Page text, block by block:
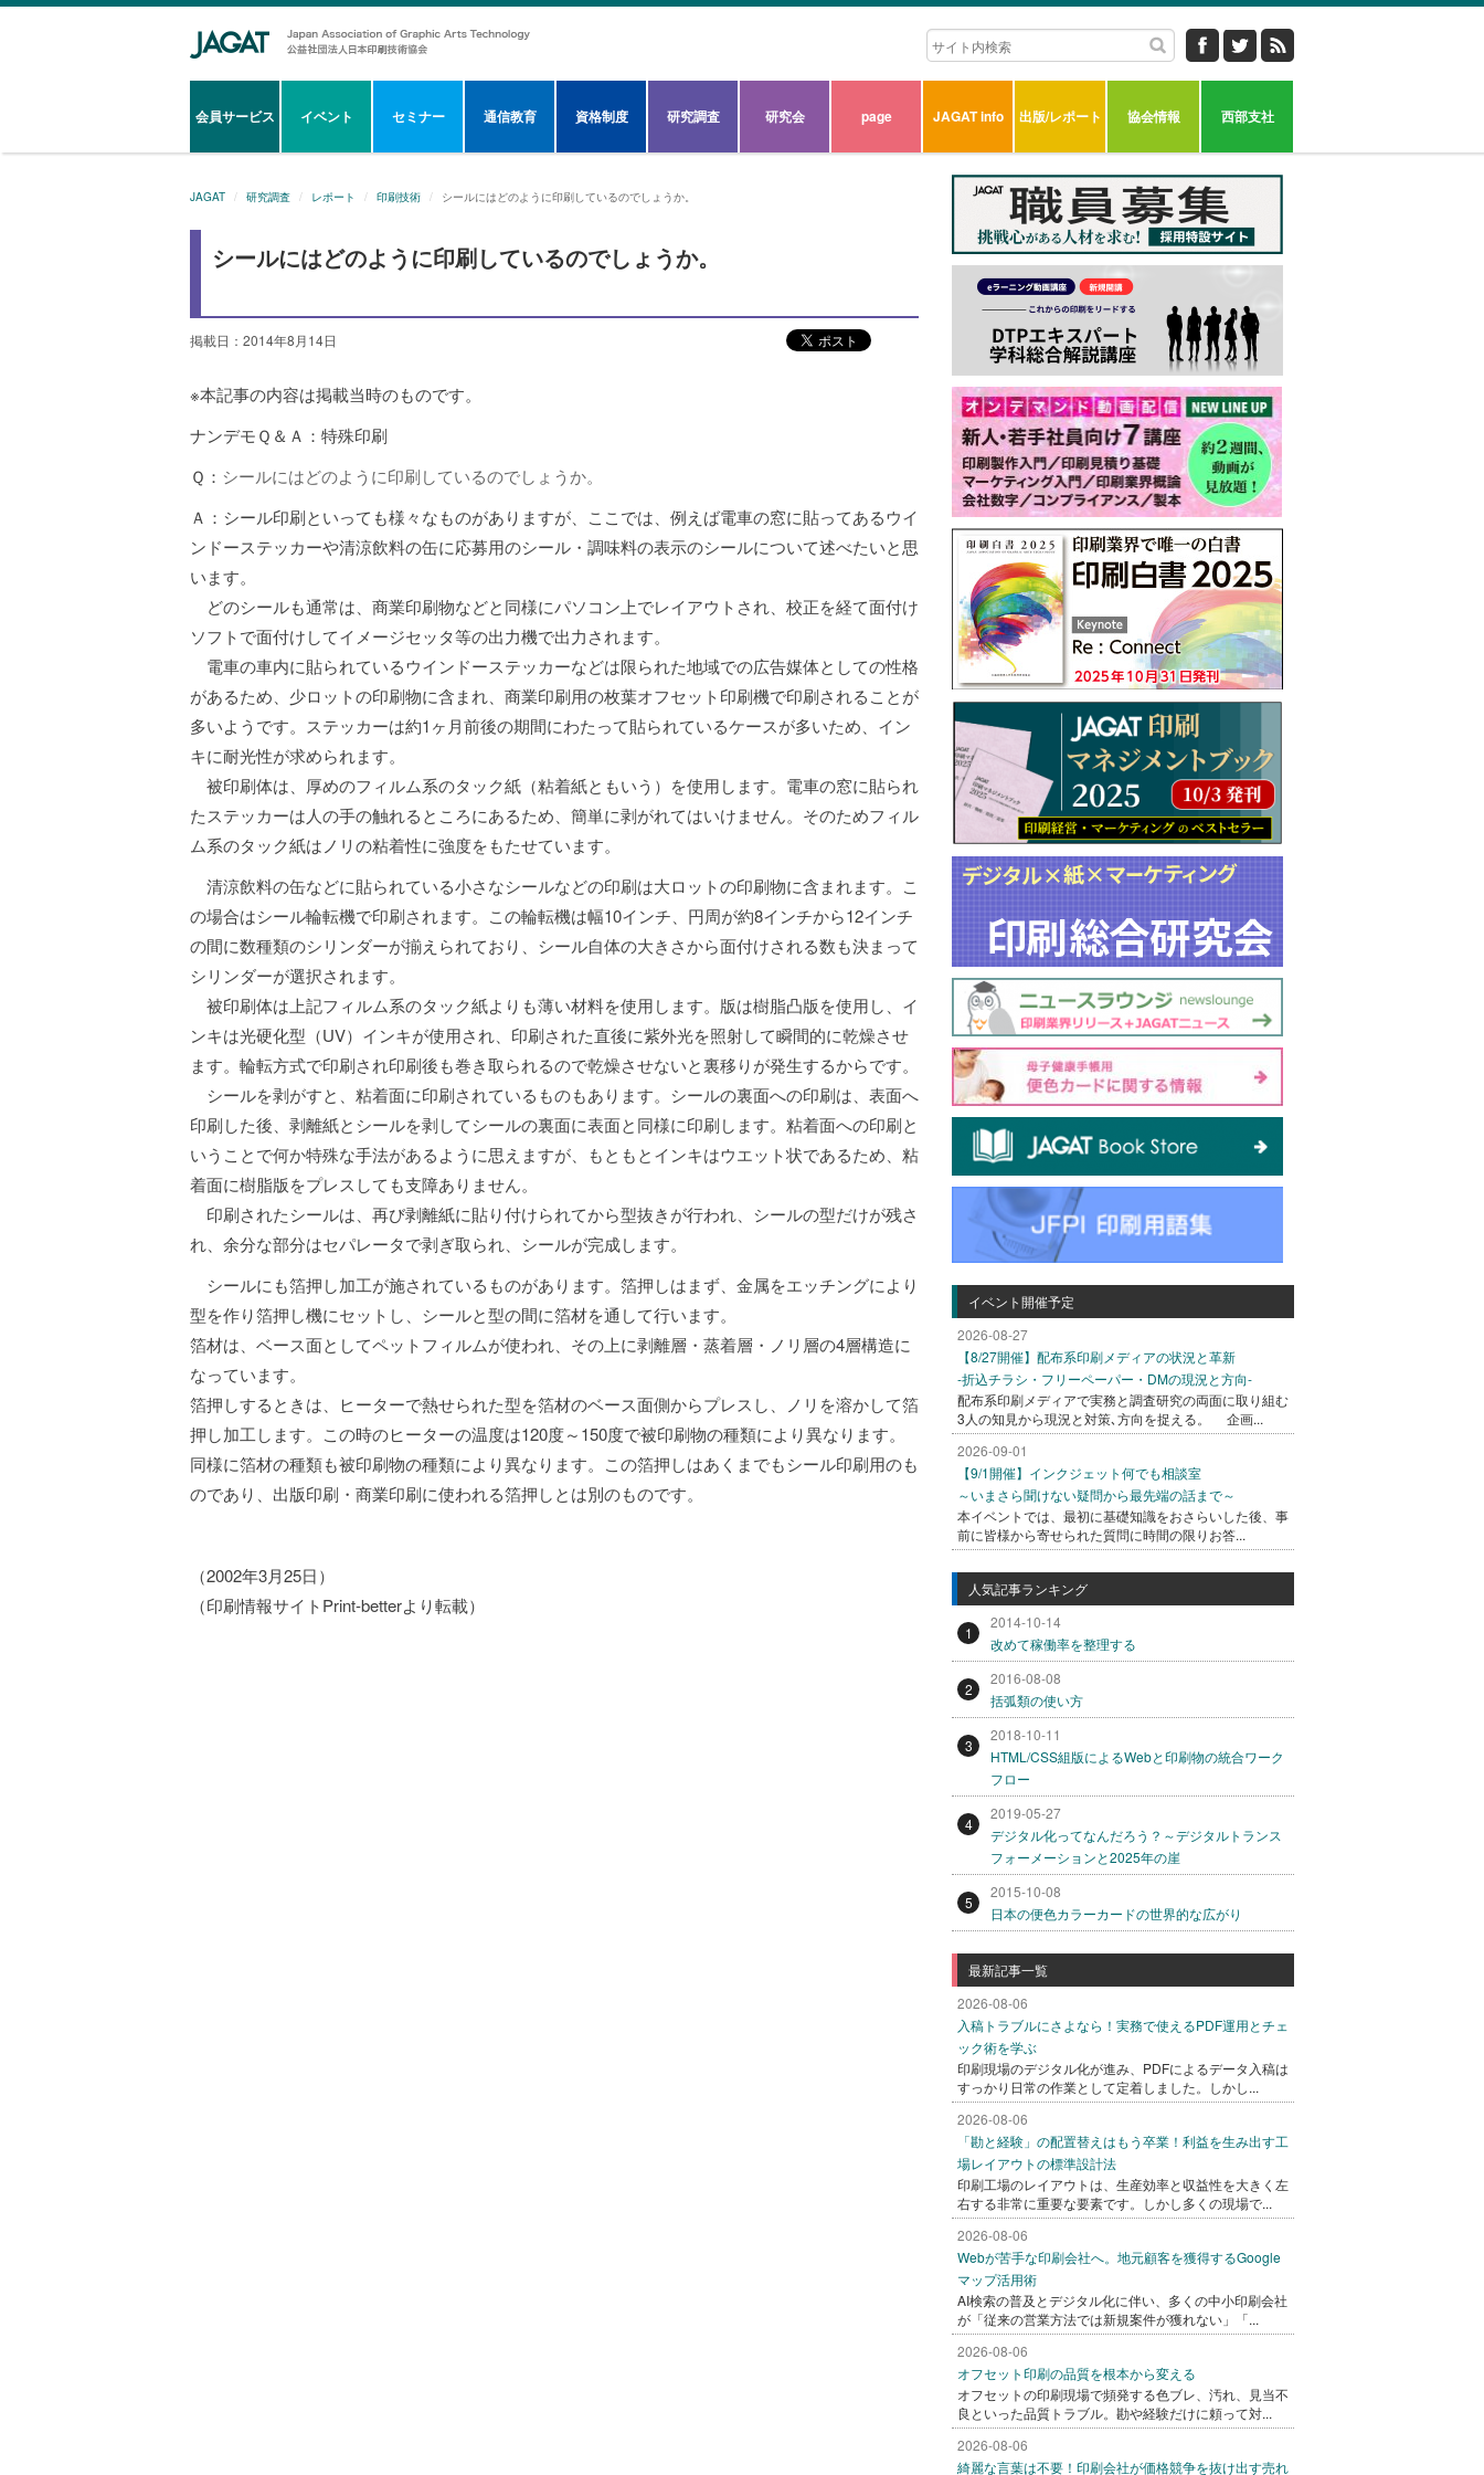
会員サービス イベント セミナー 通信教育 資格制度 研究調査 研究会 page JAGAT info 出版/レポート 協会情報 西部支社
JAGAT 研究調査 レポート 印刷技術 シールにはどのように印刷しているのでしょうか。
シールにはどのように印刷しているのでしょうか。
掲載日：2014年8月14日
※本記事の内容は掲載当時のものです。
ナンデモＱ＆Ａ：特殊印刷
Ｑ： シールにはどのように印刷しているのでしょうか。
Ａ：シール印刷といっても様々なものがありますが、ここでは、例えば電車の窓に貼ってあるウイ
ンドーステッカーや清涼飲料の缶に応募用のシール・調味料の表示のシールについて述べたいと思
います。
どのシールも通常は、商業印刷物などと同様にパソコン上でレイアウトされ、校正を経て面付け
ソフトで面付けしてイメージセッタ等の出力機で出力されます。
電車の車内に貼られているウインドーステッカーなどは限られた地域での広告媒体としての性格
があるため、少ロットの印刷物に含まれ、商業印刷用の枚葉オフセット印刷機で印刷されることが
多いようです。ステッカーは約1ヶ月前後の期間にわたって貼られているケースが多いため、イン
キに耐光性が求められます。
被印刷体は、厚めのフィルム系のタック紙（粘着紙ともいう）を使用します。電車の窓に貼られ
たステッカーは人の手の触れるところにあるため、簡単に剥がれてはいけません。そのためフィル
ム系のタック紙はノリの粘着性に強度をもたせています。
清涼飲料の缶などに貼られている小さなシールなどの印刷は大ロットの印刷物に含まれます。こ
の場合はシール輪転機で印刷されます。この輪転機は幅10インチ、円周が約8インチから12インチ
の間に数種類のシリンダーが揃えられており、シール自体の大きさから面付けされる数も決まって
シリンダーが選択されます。
被印刷体は上記フィルム系のタック紙よりも薄い材料を使用します。版は樹脂凸版を使用し、イ
ンキは光硬化型（UV）インキが使用され、印刷された直後に紫外光を照射して瞬間的に乾燥させ
ます。輪転方式で印刷され印刷後も巻き取られるので乾燥させないと裏移りが発生するからです。
シールを剥がすと、粘着面に印刷されているものもあります。シールの裏面への印刷は、表面へ
印刷した後、剥離紙とシールを剥してシールの裏面に表面と同様に印刷します。粘着面への印刷と
いうことで何か特殊な手法があるように思えますが、もともとインキはウエット状であるため、粘
着面に樹脂版をプレスしても支障ありません。
印刷されたシールは、再び剥離紙に貼り付けられてから型抜きが行われ、シールの型だけが残さ
れ、余分な部分はセパレータで剥ぎ取られ、シールが完成します。
シールにも箔押し加工が施されているものがあります。箔押しはまず、金属をエッチングにより
型を作り箔押し機にセットし、シールと型の間に箔材を通して行います。
箔材は、ベース面としてペットフィルムが使われ、その上に剥離層・蒸着層・ノリ層の4層構造に
なっています。
箔押しするときは、ヒーターで熱せられた型を箔材のベース面側からプレスし、ノリを溶かして箔
押し加工します。この時のヒーターの温度は120度～150度で被印刷物の種類により異なります。
同様に箔材の種類も被印刷物の種類により異なります。この箔押しはあくまでもシール印刷用のも
のであり、出版印刷・商業印刷に使われる箔押しとは別のものです。
（2002年3月25日）
（印刷情報サイトPrint-betterより転載）
イベント開催予定
2026-08-27
【8/27開催】配布系印刷メディアの状況と革新
-折込チラシ・フリーペーパー・DMの現況と方向-
配布系印刷メディアで実務と調査研究の両面に取り組む
3人の知見から現況と対策､方向を捉える。 企画...
2026-09-01
【9/1開催】インクジェット何でも相談室
～いまさら聞けない疑問から最先端の話まで～
本イベントでは、最初に基礎知識をおさらいした後、事
前に皆様から寄せられた質問に時間の限りお答...
人気記事ランキング
1
2014-10-14
改めて稼働率を整理する
2
2016-08-08
括弧類の使い方
3
2018-10-11
HTML/CSS組版によるWebと印刷物の統合ワーク
フロー
4
2019-05-27
デジタル化ってなんだろう？～デジタルトランス
フォーメーションと2025年の崖
5
2015-10-08
日本の便色カラーカードの世界的な広がり
最新記事一覧
2026-08-06
入稿トラブルにさよなら！実務で使えるPDF運用とチェ
ック術を学ぶ
印刷現場のデジタル化が進み、PDFによるデータ入稿は
すっかり日常の作業として定着しました。しかし...
2026-08-06
「勘と経験」の配置替えはもう卒業！利益を生み出す工
場レイアウトの標準設計法
印刷工場のレイアウトは、生産効率と収益性を大きく左
右する非常に重要な要素です。しかし多くの現場で...
2026-08-06
Webが苦手な印刷会社へ。地元顧客を獲得するGoogle
マップ活用術
AI検索の普及とデジタル化に伴い、多くの中小印刷会社
が「従来の営業方法では新規案件が獲れない」「...
2026-08-06
オフセット印刷の品質を根本から変える
オフセットの印刷現場で頻発する色ブレ、汚れ、見当不
良といった品質トラブル。勘や経験だけに頼って対...
2026-08-06
綺麗な言葉は不要！印刷会社が価格競争を抜け出す売れ